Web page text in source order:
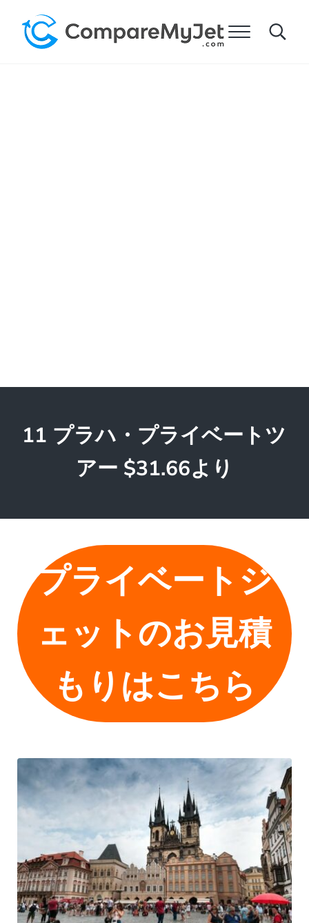
メニュー
11 プラハ・プライベートツ
アー $31.66より
プライベートジ
ェットのお見積
もりはこちら